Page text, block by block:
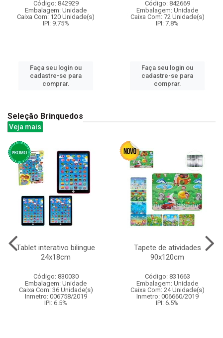
Código: 842929
Embalagem: Unidade
Caixa Com: 120 Unidade(s)
IPI: 9.75%
Faça seu login ou
cadastre-se para
comprar.
Código: 842669
Embalagem: Unidade
Caixa Com: 72 Unidade(s)
IPI: 7.8%
Faça seu login ou
cadastre-se para
comprar.
Seleção Brinquedos
Veja mais
Tablet interativo bilingue
24x18cm
Código: 830030
Embalagem: Unidade
Caixa Com: 36 Unidade(s)
Inmetro: 006758/2019
IPI: 6.5%
Tapete de atividades
90x120cm
Código: 831663
Embalagem: Unidade
Caixa Com: 24 Unidade(s)
Inmetro: 006660/2019
IPI: 6.5%